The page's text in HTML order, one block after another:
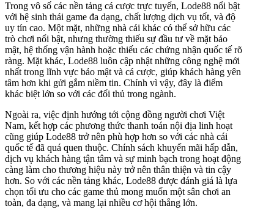
Trong vô số các nền tảng cá cược trực tuyến, Lode88 nổi bật
với hệ sinh thái game đa dạng, chất lượng dịch vụ tốt, và độ
uy tín cao. Một mặt, những nhà cái khác có thể sở hữu các
trò chơi nổi bật, nhưng thường thiếu sự đầu tư về mặt bảo
mật, hệ thống vận hành hoặc thiếu các chứng nhận quốc tế rõ
ràng. Mặt khác, Lode88 luôn cập nhật những công nghệ mới
nhất trong lĩnh vực bảo mật và cá cược, giúp khách hàng yên
tâm hơn khi gửi gắm niềm tin. Chính vì vậy, đây là điểm
khác biệt lớn so với các đối thủ trong ngành.
Ngoài ra, việc định hướng tới cộng đồng người chơi Việt
Nam, kết hợp các phương thức thanh toán nội địa linh hoạt
cũng giúp Lode88 trở nên phù hợp hơn so với các nhà cái
quốc tế đã quá quen thuộc. Chính sách khuyến mãi hấp dẫn,
dịch vụ khách hàng tận tâm và sự minh bạch trong hoạt động
càng làm cho thương hiệu này trở nên thân thiện và tin cậy
hơn. So với các nền tảng khác, Lode88 được đánh giá là lựa
chọn tối ưu cho các game thủ mong muốn một sân chơi an
toàn, đa dạng, và mang lại nhiều cơ hội thắng lớn.